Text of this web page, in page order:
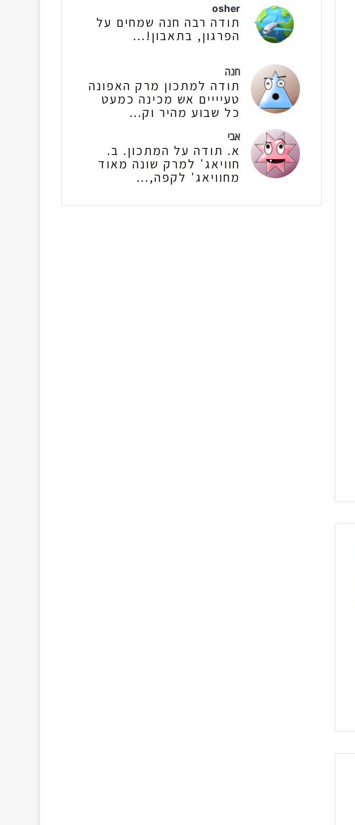
osher
תודה רבה חנה שמחים על
הפרגון, בתאבון!...
חנה
תודה למתכון מרק האפונה
טעיייים אש מכינה כמעט
כל שבוע מהיר וק...
אבי
א. תודה על המתכון. ב.
חוויאג' למרק שונה מאוד
מחוויאג' לקפה,...